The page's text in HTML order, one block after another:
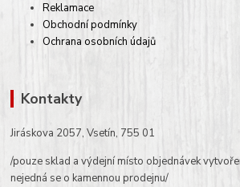
Reklamace
Obchodní podmínky
Ochrana osobních údajů
Kontakty
Jiráskova 2057, Vsetín, 755 01
/pouze sklad a výdejní místo objednávek
nejedná se o kamennou prodejnu/